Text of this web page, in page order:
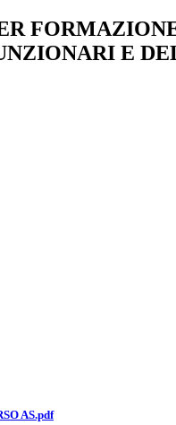
E
AS.pdf